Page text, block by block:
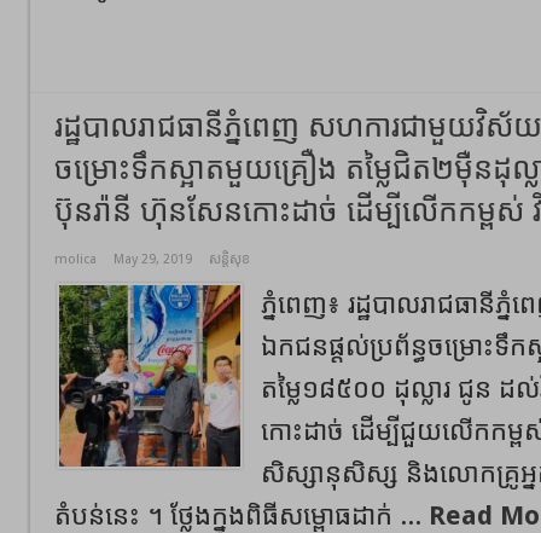
រដ្ឋបាលរាជធានីភ្នំពេញ សហការជាមួយវិស័
ចម្រោះទឹកស្អាតមួយគ្រឿង តម្លៃជិត២ម៉ឺនដុល្
ប៊ុនរ៉ានី ហ៊ុនសែនកោះដាច់ ដើម្បីលើកកម្ព
molica May 29, 2019 សន្តិសុខ
ភ្នំពេញ៖ រដ្ឋបាលរាជធានី
ឯកជនផ្តល់ប្រព័ន្ធចម្រោះទឹក
តម្លៃ១៨៥០០ ដុល្លារ ជូន
កោះដាច់ ដើម្បីជួយលើកកម្
សិស្សានុសិស្ស និងលោកគ្រូអ្នក
តំបន់នេះ ។ ថ្លែងក្នុងពិធីសម្ពោធដាក់ ... Read